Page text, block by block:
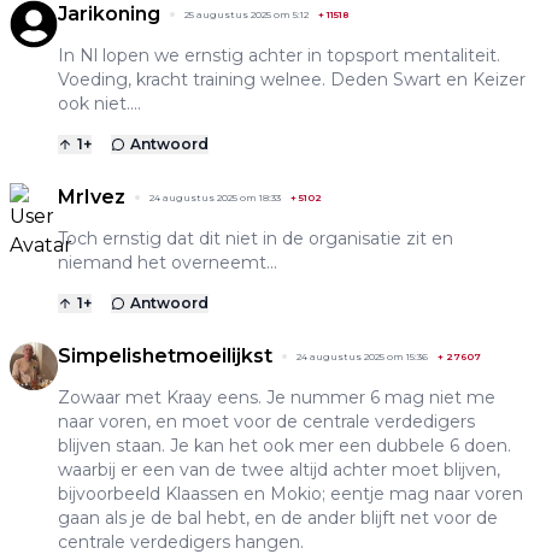
Jarikoning 25 augustus 2025 om 5:12 +11518
In Nl lopen we ernstig achter in topsport mentaliteit.
Voeding, kracht training welnee. Deden Swart en Keizer
ook niet....
1+ Antwoord
MrIvez 24 augustus 2025 om 18:33 + 5102
Toch ernstig dat dit niet in de organisatie zit en
niemand het overneemt...
1+ Antwoord
Simpelishetmoeilijkst 24 augustus 2025 om 15:36 + 27607
Zowaar met Kraay eens. Je nummer 6 mag niet me
naar voren, en moet voor de centrale verdedigers
blijven staan. Je kan het ook mer een dubbele 6 doen.
waarbij er een van de twee altijd achter moet blijven,
bijvoorbeeld Klaassen en Mokio; eentje mag naar voren
gaan als je de bal hebt, en de ander blijft net voor de
centrale verdedigers hangen.